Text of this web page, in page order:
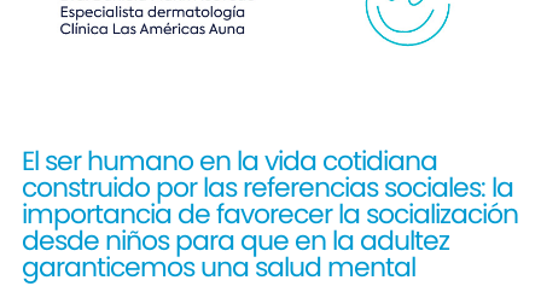
El ser humano en la vida cotidiana
construido por las referencias sociales: la
importancia de favorecer la socialización
desde niños para que en la adultez
garanticemos una salud mental